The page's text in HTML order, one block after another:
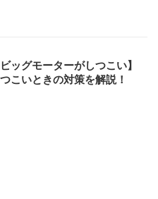
ビッグモーターがしつこい】
こいときの対策を解説！